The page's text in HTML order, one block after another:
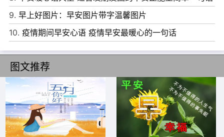
人间美好，直到你来了。
8、 从最初的微弱到清晰，我终于遇见了你，而我疲惫绝望
的心，终得以痊愈。
9、 写了五行关于火的诗，两行烧茶，两行留到冬天取暖，
剩下的一行，留给你在停电的晚上读我。
10、 我的勇气和你的勇气加起来，对付这个世界总够了吧?
去向世界发出我们的声音，我一个人是不敢的，有了你，我
就敢 。
9. 早上好图片：早安图片带字温馨图片
10. 疫情期间早安心语 疫情早安最暖心的一句话
图文推荐